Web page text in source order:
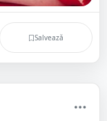
Salvează